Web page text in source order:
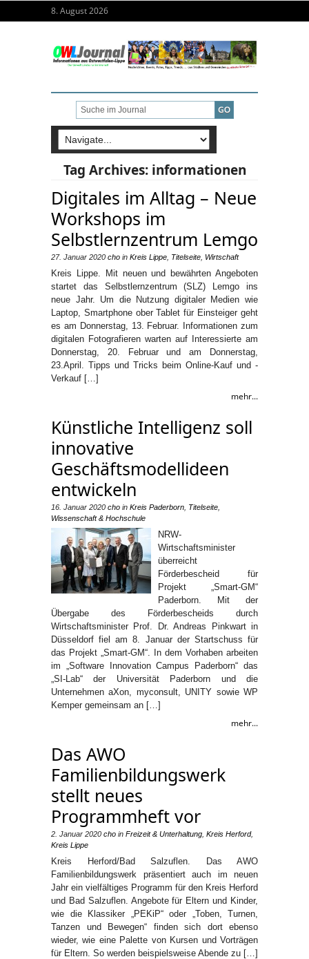
8. August 2026
Tag Archives: informationen
Digitales im Alltag – Neue
Workshops im
Selbstlernzentrum Lemgo
27. Januar 2020 cho in Kreis Lippe Titelseite Wirtschaft
Kreis Lippe. Mit neuen und bewährten Angeboten
startet das Selbstlernzentrum (SLZ) Lemgo ins
neue Jahr. Um die Nutzung digitaler Medien wie
Laptop, Smartphone ober Tablet für Einsteiger geht
es am Donnerstag, 13. Februar. Informationen zum
digitalen Fotografieren warten auf Interessierte am
Donnerstag, 20. Februar und am Donnerstag,
23.April. Tipps und Tricks beim Online-Kauf und -
Verkauf […]
mehr...
Künstliche Intelligenz soll
innovative
Geschäftsmodellideen
entwickeln
16. Januar 2020 cho in Kreis Paderborn Titelseite
Wissenschaft & Hochschule
NRW-
Wirtschaftsminister
überreicht
Förderbescheid für
Projekt „Smart-GM“
Paderborn. Mit der
Übergabe des Förderbescheids durch
Wirtschaftsminister Prof. Dr. Andreas Pinkwart in
Düsseldorf fiel am 8. Januar der Startschuss für
das Projekt „Smart-GM“. In dem Vorhaben arbeiten
im „Software Innovation Campus Paderborn“ das
„SI-Lab“ der Universität Paderborn und die
Unternehmen aXon, myconsult, UNITY sowie WP
Kemper gemeinsam an […]
mehr...
Das AWO
Familienbildungswerk
stellt neues
Programmheft vor
2. Januar 2020 cho in Freizeit & Unterhaltung Kreis Herford,
Kreis Lippe
Kreis Herford/Bad Salzuflen. Das AWO
Familienbildungswerk präsentiert auch im neuen
Jahr ein vielfältiges Programm für den Kreis Herford
und Bad Salzuflen. Angebote für Eltern und Kinder,
wie die Klassiker „PEKiP“ oder „Toben, Turnen,
Tanzen und Bewegen“ finden sich dort ebenso
wieder, wie eine Palette von Kursen und Vorträgen
für Eltern. So werden beispielsweise Abende zu […]